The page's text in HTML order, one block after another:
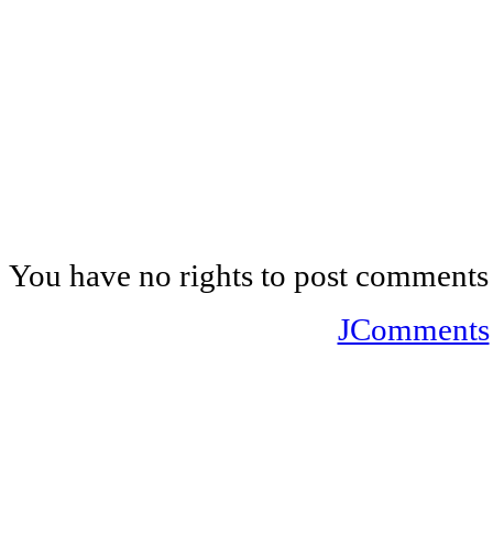
You have no rights to post comments
JComments